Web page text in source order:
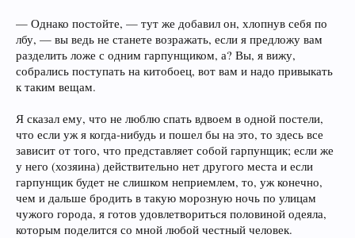
— Однако постойте, — тут же добавил он, хлопнув себя по
лбу, — вы ведь не станете возражать, если я предложу вам
разделить ложе с одним гарпунщиком, а? Вы, я вижу,
собрались поступать на китобоец, вот вам и надо привыкать
к таким вещам.
Я сказал ему, что не люблю спать вдвоем в одной постели,
что если уж я когда-нибудь и пошел бы на это, то здесь все
зависит от того, что представляет собой гарпунщик; если же
у него (хозяина) действительно нет другого места и если
гарпунщик будет не слишком неприемлем, то, уж конечно,
чем и дальше бродить в такую морозную ночь по улицам
чужого города, я готов удовлетвориться половиной одеяла,
которым поделится со мной любой честный человек.